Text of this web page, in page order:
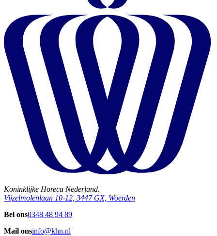
Koninklijke Horeca Nederland,
Vijzelmolenlaan 10-12, 3447 GX, Woerden
Bel ons0348 48 94 89
Mail onsinfo@khn.nl